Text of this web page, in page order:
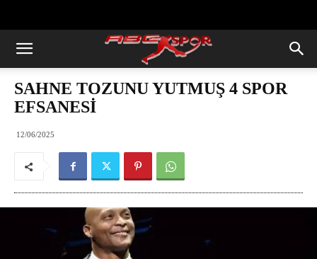
SAHNE TOZUNU YUTMUŞ 4 SPOR
EFSANESİ
12/06/2025